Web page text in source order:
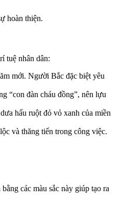
hoàn thiện.
tuệ nhân dân:
mới. Người Bắc đặc biệt yêu
“con đàn cháu đồng”, nên lựu
hấu ruột đỏ vỏ xanh của miền
và thăng tiến trong công việc.
các màu sắc này giúp tạo ra